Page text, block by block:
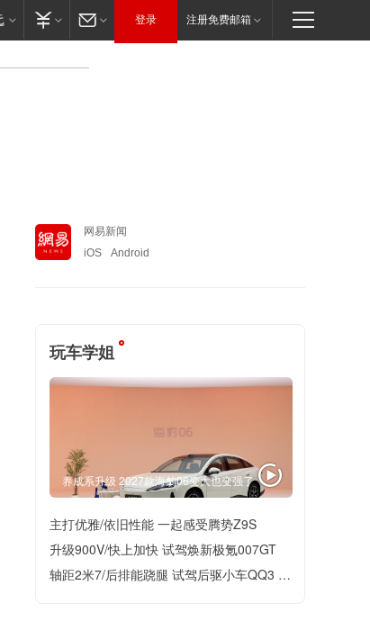
登录 注册免费邮箱
网易新闻
iOS
Android
玩车学姐
养成系升级 2027款海豹06变大也变强了
主打优雅/依旧性能 一起感受腾势Z9S
升级900V/快上加快 试驾焕新极氪007GT
轴距2米7/后排能跷腿 试驾后驱小车QQ3 EV